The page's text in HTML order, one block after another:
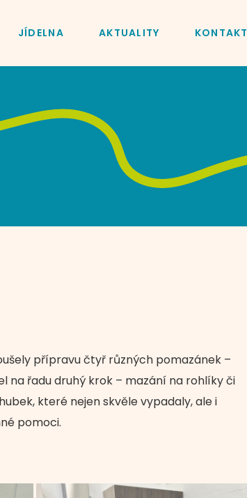
JÍDELNA AKTUALITY KONTAKT
přípravu čtyř různých pomazánek –
na řadu druhý krok – mazání na rohlíky či
které nejen skvěle vypadaly, ale i
pomoci.